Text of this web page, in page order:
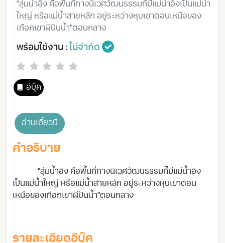
"ลุ่มน้ำอิง คือพื้นที่ทางนิเวศวัฒนธรรมทีีมีแม่น้ำอิงเป็นแม่น้ำ
ใหญ่ หรือแม่น้ำสายหลัก อยู่ระหว่างหุบเขาตอนเหนือของ
เทือกเขาผีปันน้ำ"ตอนกลาง
พร้อมใช้งาน : ไม่จำกัด
อีบุ๊ค
อ่านเดี๋ยวนี้
คำอธิบาย
"ลุ่มน้ำอิง คือพื้นที่ทางนิเวศวัฒนธรรมทีีมีแม่น้ำอิง
เป็นแม่น้ำใหญ่ หรือแม่น้ำสายหลัก อยู่ระหว่างหุบเขาตอน
เหนือของเทือกเขาผีปันน้ำ"ตอนกลาง
รายละเอียดอีบุ๊ค